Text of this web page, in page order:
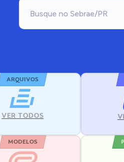
ARQUIVOS
VER TODOS
MODELOS